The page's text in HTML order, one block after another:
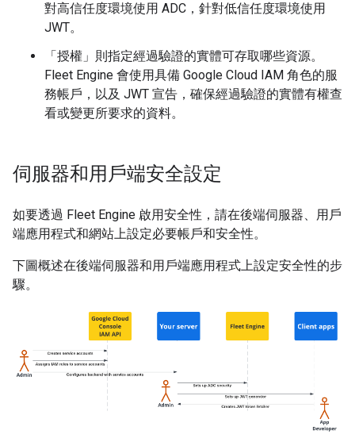
對高信任度環境使用 ADC，針對低信任度環境使用
JWT。
「授權」 則指定經過驗證的實體可存取哪些資源。
Fleet Engine 會使用具備 Google Cloud IAM 角色的服
務帳戶，以及 JWT 宣告，確保經過驗證的實體有權查
看或變更所要求的資料。
伺服器和用戶端安全設定
如要透過 Fleet Engine 啟用安全性，請在後端伺服器、用戶
端應用程式和網站上設定必要帳戶和安全性。
下圖概述在後端伺服器和用戶端應用程式上設定安全性的步
驟。